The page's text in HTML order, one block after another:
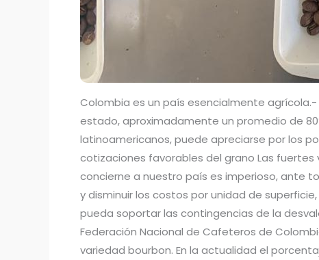
Colombia es un país esencialmente
estado, aproximadamente un promedio de
latinoamericanos, puede apreciarse por los
cotizaciones favorables del grano Las
concierne a nuestro país es imperioso, ante
y disminuir los costos por unidad de
pueda soportar las contingencias de la
Federación Nacional de Cafeteros de
variedad bourbon. En la actualidad el